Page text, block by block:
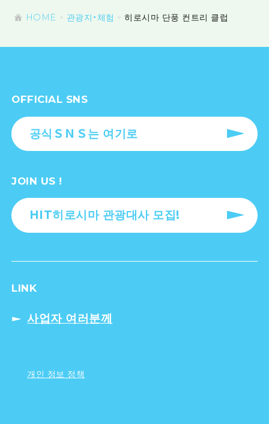
HOME 관광지・체험 히로시마 단풍 컨트리 클럽
OFFICIAL SNS
공식ＳＮＳ는 여기로
JOIN US !
HIT히로시마 관광대사 모집!
LINK
사업자 여러분께
개인 정보 정책